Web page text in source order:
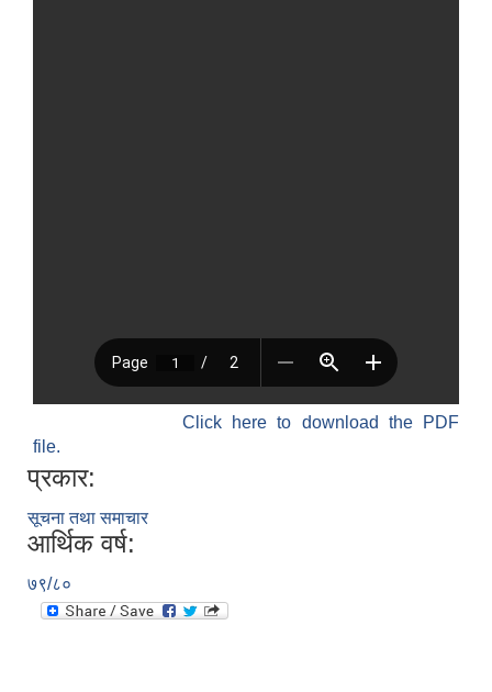
Click here to download the PDF
file.
प्रकार:
सूचना तथा समाचार
आर्थिक वर्ष:
७९/८०